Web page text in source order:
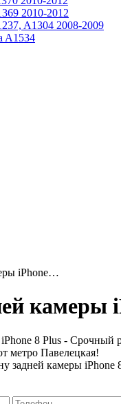
2010-2012
A1304 2008-2009
A1534
iPhone…
камеры
задней камеры iPhone